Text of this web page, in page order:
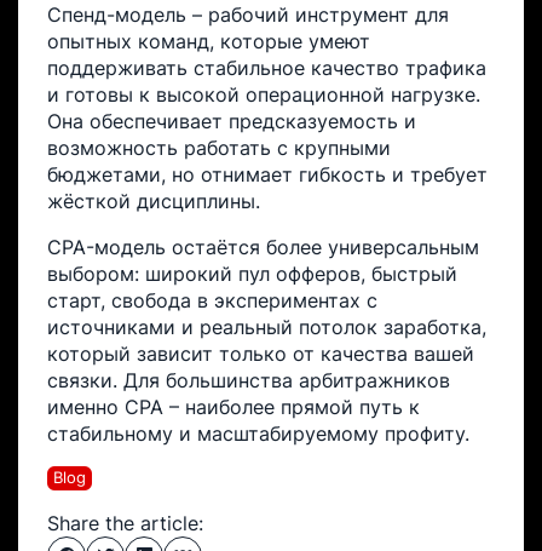
Спенд-модель – рабочий инструмент для
опытных команд, которые умеют
поддерживать стабильное качество трафика
и готовы к высокой операционной нагрузке.
Она обеспечивает предсказуемость и
возможность работать с крупными
бюджетами, но отнимает гибкость и требует
жёсткой дисциплины.
CPA-модель остаётся более универсальным
выбором: широкий пул офферов, быстрый
старт, свобода в экспериментах с
источниками и реальный потолок заработка,
который зависит только от качества вашей
связки. Для большинства арбитражников
именно CPA – наиболее прямой путь к
стабильному и масштабируемому профиту.
Blog
Share the article: